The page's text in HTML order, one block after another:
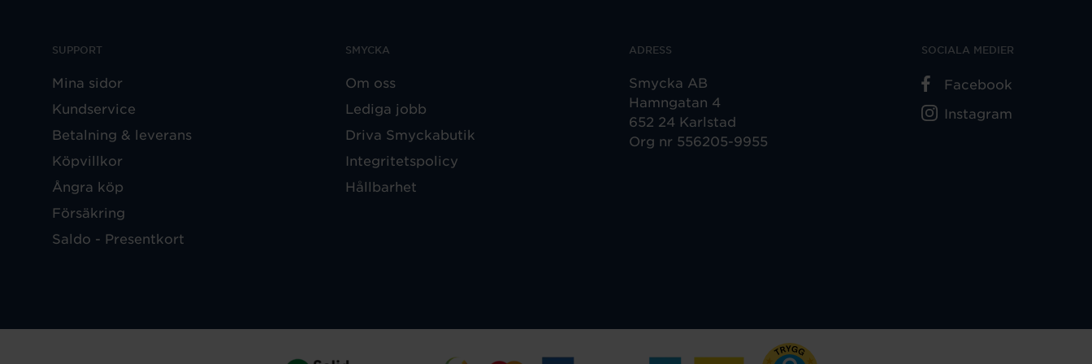
SUPPORT
Mina sidor
Kundservice
Betalning & leverans
Köpvillkor
Ångra köp
Försäkring
Saldo - Presentkort
SMYCKA
Om oss
Lediga jobb
Driva Smyckabutik
Integritetspolicy
Hållbarhet
ADRESS
Smycka AB
Hamngatan 4
652 24 Karlstad
Org nr 556205-9955
SOCIALA MEDIER
Facebook
Instagram